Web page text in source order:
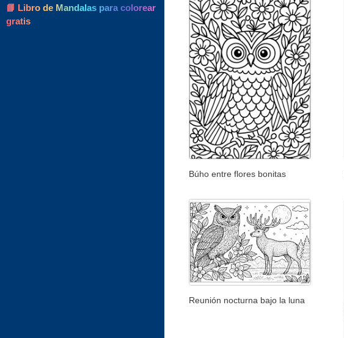
Búho entre flores bonitas
Reunión nocturna bajo la luna
📘 Libro de Mandalas para colorear
gratis